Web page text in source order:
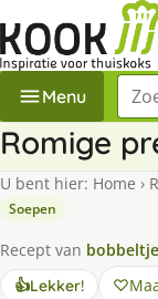
Menu
Romige
U bent hier: Home ›
Soepen
Recept van bobbeltje
👍Lekker!